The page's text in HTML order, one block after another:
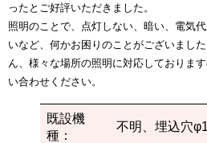
ったとご好評いただきました。
照明のことで、点灯しない、暗い、電気
いなど、何かお困りのことがございまし
ん、様々な場所の照明に対応しておりま
い合わせください。
既設機
種：
不明、埋込穴